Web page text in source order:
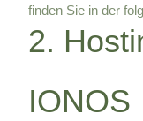
finden Sie in der
2.
IONOS